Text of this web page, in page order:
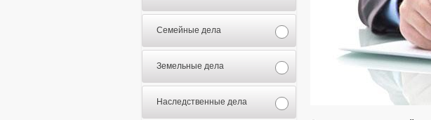
Семейные дела
Земельные дела
Наследственные дела